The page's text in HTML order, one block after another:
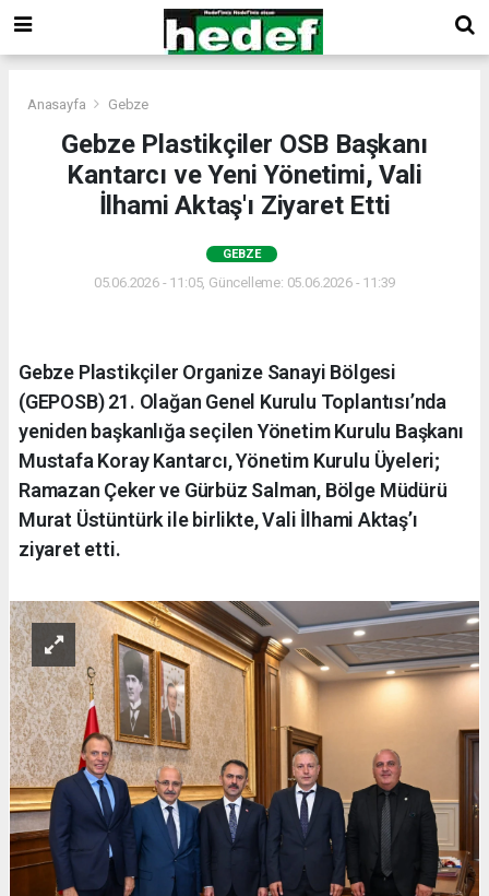
Anasayfa Gebze
Gebze Plastikçiler OSB Başkanı
Kantarcı ve Yeni Yönetimi, Vali
İlhami Aktaş'ı Ziyaret Etti
GEBZE
05.06.2026 - 11:05, Güncelleme: 05.06.2026 - 11:39
Gebze Plastikçiler Organize Sanayi Bölgesi
(GEPOSB) 21. Olağan Genel Kurulu Toplantısı’nda
yeniden başkanlığa seçilen Yönetim Kurulu Başkanı
Mustafa Koray Kantarcı, Yönetim Kurulu Üyeleri;
Ramazan Çeker ve Gürbüz Salman, Bölge Müdürü
Murat Üstüntürk ile birlikte, Vali İlhami Aktaş’ı
ziyaret etti.